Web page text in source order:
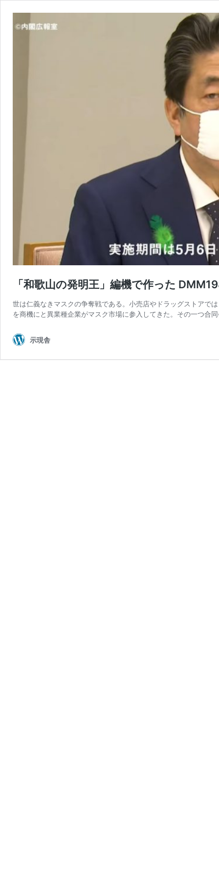
「和歌山の発明王」編機で作った
世は仁義なきマスクの争奪戦である。小売店やドラッグストアで
を商機にと異業種企業がマスク市場に参入してきた。その一つ合
示現舎